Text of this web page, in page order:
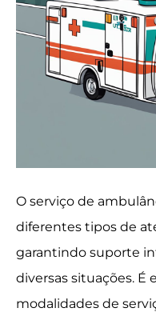
O serviço de
diferentes tipos de
garantindo suporte
diversas situações. É
modalidades de